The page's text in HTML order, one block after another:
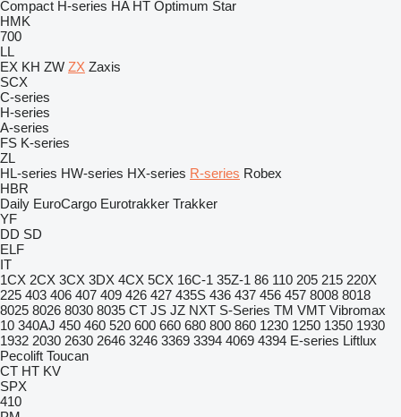
Compact H-series HA HT Optimum Star
HMK
700
LL
EX KH ZW ZX Zaxis
SCX
C-series
H-series
A-series
FS K-series
ZL
HL-series HW-series HX-series R-series Robex
HBR
Daily EuroCargo Eurotrakker Trakker
YF
DD SD
ELF
IT
1CX 2CX 3CX 3DX 4CX 5CX 16C-1 35Z-1 86 110 205 215 220X
225 403 406 407 409 426 427 435S 436 437 456 457 8008 8018
8025 8026 8030 8035 CT JS JZ NXT S-Series TM VMT Vibromax
10 340AJ 450 460 520 600 660 680 800 860 1230 1250 1350 1930
1932 2030 2630 2646 3246 3369 3394 4069 4394 E-series Liftlux
Pecolift Toucan
CT HT KV
SPX
410